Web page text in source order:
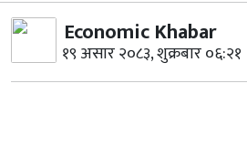
Economic Khabar
१९ असार २०८३, शुक्रबार ०६:२१